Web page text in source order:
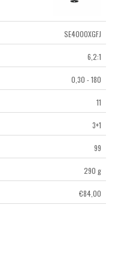
SE4000XGFJ
6,2:1
0,30 - 180
11
3+1
99
290 g
€84,00